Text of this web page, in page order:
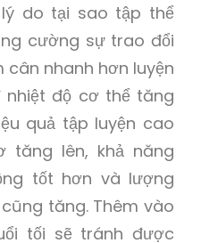
do tại sao tập thể
cường sự trao đổi
cân nhanh hơn luyện
nhiệt độ cơ thể tăng
quả tập luyện cao
tăng lên, khả năng
tốt hơn và lượng
tăng. Thêm vào
tối sẽ tránh được